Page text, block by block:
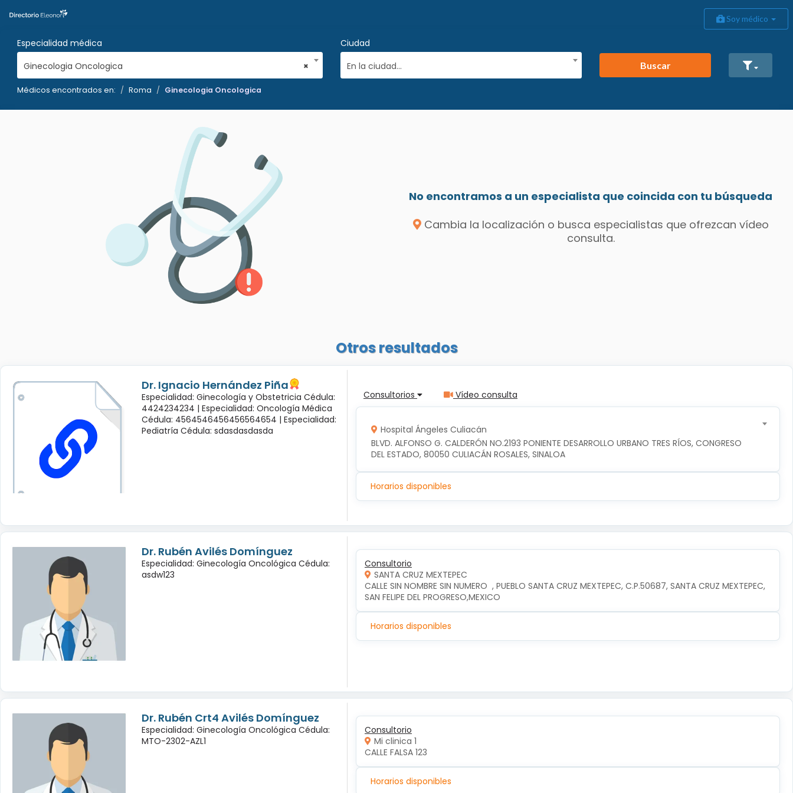
Soy médico
Especialidad médica
×
Ginecologia Oncologica
Ciudad
En la ciudad...
Buscar
Médicos encontrados en: Roma Ginecologia Oncologica
No encontramos a un especialista que coincida con tu búsqueda
Cambia la localización o busca especialistas que ofrezcan vídeo
consulta.
Otros resultados
Dr. Ignacio Hernández Piña
Especialidad: Ginecología y Obstetricia Cédula:
4424234234 | Especialidad: Oncología Médica
Cédula: 4564546456456564654 | Especialidad:
Pediatría Cédula: sdasdasdasda
Consultorios Vídeo consulta
Hospital Ángeles Culiacán
BLVD. ALFONSO G. CALDERÓN NO.2193 PONIENTE DESARROLLO URBANO TRES RÍOS, CONGRESO
DEL ESTADO, 80050 CULIACÁN ROSALES, SINALOA
Horarios disponibles
Dr. Rubén Avilés Domínguez
Especialidad: Ginecología Oncológica Cédula:
asdw123
Consultorio
SANTA CRUZ MEXTEPEC
CALLE SIN NOMBRE SIN NUMERO  , PUEBLO SANTA CRUZ MEXTEPEC, C.P.50687, SANTA CRUZ MEXTEPEC,
SAN FELIPE DEL PROGRESO,MEXICO
Horarios disponibles
Dr. Rubén Crt4 Avilés Domínguez
Especialidad: Ginecología Oncológica Cédula:
MTO-2302-AZL1
Consultorio
Mi clinica 1
CALLE FALSA 123
Horarios disponibles